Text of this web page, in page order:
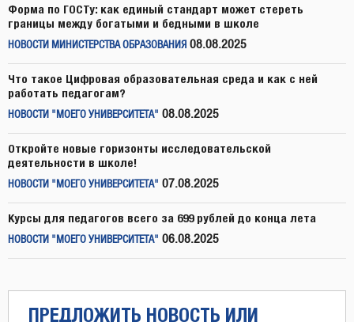
Форма по ГОСТу: как единый стандарт может стереть
границы между богатыми и бедными в школе
НОВОСТИ МИНИСТЕРСТВА ОБРАЗОВАНИЯ 08.08.2025
Что такое Цифровая образовательная среда и как с ней
работать педагогам?
НОВОСТИ "МОЕГО УНИВЕРСИТЕТА" 08.08.2025
Откройте новые горизонты исследовательской
деятельности в школе!
НОВОСТИ "МОЕГО УНИВЕРСИТЕТА" 07.08.2025
Курсы для педагогов всего за 699 рублей до конца лета
НОВОСТИ "МОЕГО УНИВЕРСИТЕТА" 06.08.2025
ПРЕДЛОЖИТЬ НОВОСТЬ ИЛИ